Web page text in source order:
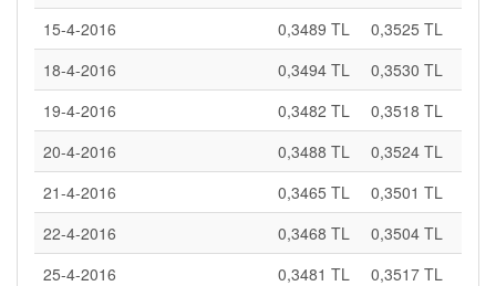
15-4-2016
0,3489 TL
0,3525 TL
18-4-2016
0,3494 TL
0,3530 TL
19-4-2016
0,3482 TL
0,3518 TL
20-4-2016
0,3488 TL
0,3524 TL
21-4-2016
0,3465 TL
0,3501 TL
22-4-2016
0,3468 TL
0,3504 TL
25-4-2016
0,3481 TL
0,3517 TL